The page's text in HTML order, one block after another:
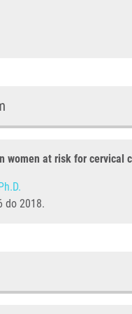
women at risk for cervical
do 2018.